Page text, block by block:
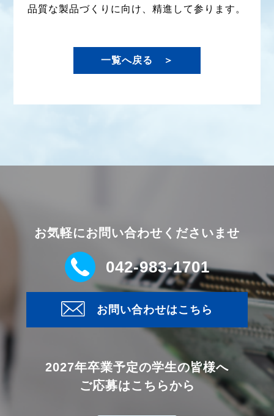
品質な製品づくりに向け、精進して参ります。
一覧へ戻る ＞
お気軽にお問い合わせくださいませ
042-983-1701
お問い合わせはこちら
2027年卒業予定の学生の皆様へ
ご応募はこちらから